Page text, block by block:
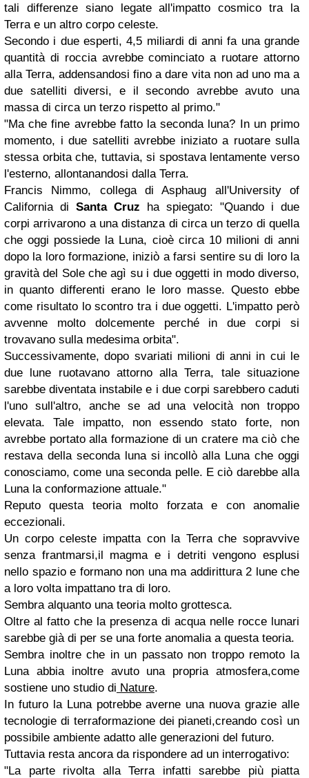
tali differenze siano legate all'impatto cosmico tra la
Terra e un altro corpo celeste.
Secondo i due esperti, 4,5 miliardi di anni fa una grande
quantità di roccia avrebbe cominciato a ruotare attorno
alla Terra, addensandosi fino a dare vita non ad uno ma a
due satelliti diversi, e il secondo avrebbe avuto una
massa di circa un terzo rispetto al primo."
"Ma che fine avrebbe fatto la seconda luna? In un primo
momento, i due satelliti avrebbe iniziato a ruotare sulla
stessa orbita che, tuttavia, si spostava lentamente verso
l'esterno, allontanandosi dalla Terra.
Francis Nimmo, collega di Asphaug all'University of
California di Santa Cruz ha spiegato: "Quando i due
corpi arrivarono a una distanza di circa un terzo di quella
che oggi possiede la Luna, cioè circa 10 milioni di anni
dopo la loro formazione, iniziò a farsi sentire su di loro la
gravità del Sole che agì su i due oggetti in modo diverso,
in quanto differenti erano le loro masse. Questo ebbe
come risultato lo scontro tra i due oggetti. L'impatto però
avvenne molto dolcemente perché in due corpi si
trovavano sulla medesima orbita".
Successivamente, dopo svariati milioni di anni in cui le
due lune ruotavano attorno alla Terra, tale situazione
sarebbe diventata instabile e i due corpi sarebbero caduti
l'uno sull'altro, anche se ad una velocità non troppo
elevata. Tale impatto, non essendo stato forte, non
avrebbe portato alla formazione di un cratere ma ciò che
restava della seconda luna si incollò alla Luna che oggi
conosciamo, come una seconda pelle. E ciò darebbe alla
Luna la conformazione attuale."
Reputo questa teoria molto forzata e con anomalie
eccezionali.
Un corpo celeste impatta con la Terra che sopravvive
senza frantmarsi,il magma e i detriti vengono esplusi
nello spazio e formano non una ma addirittura 2 lune che
a loro volta impattano tra di loro.
Sembra alquanto una teoria molto grottesca.
Oltre al fatto che la presenza di acqua nelle rocce lunari
sarebbe già di per se una forte anomalia a questa teoria.
Sembra inoltre che in un passato non troppo remoto la
Luna abbia inoltre avuto una propria atmosfera,come
sostiene uno studio di Nature.
In futuro la Luna potrebbe averne una nuova grazie alle
tecnologie di terraformazione dei pianeti,creando così un
possibile ambiente adatto alle generazioni del futuro.
Tuttavia resta ancora da rispondere ad un interrogativo:
"La parte rivolta alla Terra infatti sarebbe più piatta